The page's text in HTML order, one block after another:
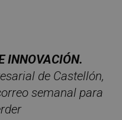
INNOVACIÓN.
de Castellón,
semanal para